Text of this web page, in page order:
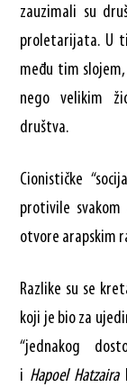
zauzimali su
proletarijata. U
među tim
nego velikim
društva.
Cionističke
protivile
otvore arapskim
Razlike su se
koji je bio za
“jednakog
i Hapoel Hatzaira